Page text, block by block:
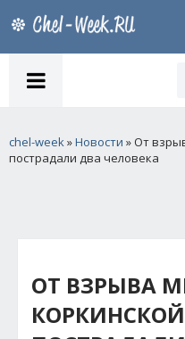
chel-week»Новости » От
пострадали два человека
ОТ ВЗРЫВА